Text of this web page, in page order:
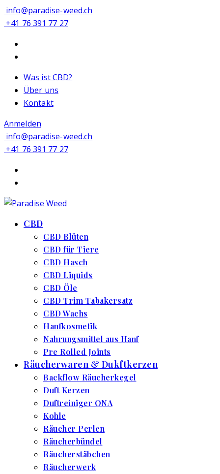
info@paradise-weed.ch
+41 76 391 77 27
Was ist CBD?
Über uns
Kontakt
Anmelden
info@paradise-weed.ch
+41 76 391 77 27
CBD
CBD Blüten
CBD für Tiere
CBD Hasch
CBD Liquids
CBD Öle
CBD Trim Tabakersatz
CBD Wachs
Hanfkosmetik
Nahrungsmittel aus Hanf
Pre Rolled Joints
Räucherwaren & Dukftkerzen
Backflow Räucherkegel
Duft Kerzen
Duftreiniger ONA
Kohle
Räucher Perlen
Räucherbündel
Räucherstäbchen
Räucherwerk